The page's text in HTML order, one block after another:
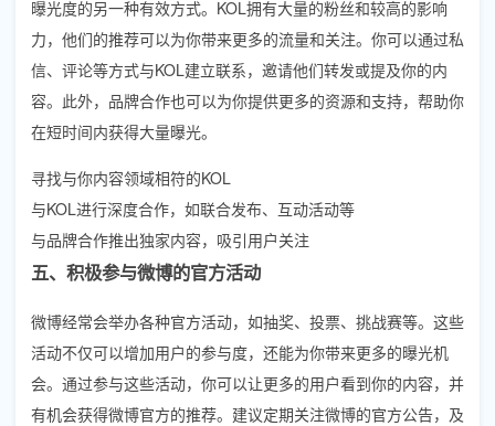
曝光度的另一种有效方式。KOL拥有大量的粉丝和较高的影响
力，他们的推荐可以为你带来更多的流量和关注。你可以通过私
信、评论等方式与KOL建立联系，邀请他们转发或提及你的内
容。此外，品牌合作也可以为你提供更多的资源和支持，帮助你
在短时间内获得大量曝光。
寻找与你内容领域相符的KOL
与KOL进行深度合作，如联合发布、互动活动等
与品牌合作推出独家内容，吸引用户关注
五、积极参与微博的官方活动
微博经常会举办各种官方活动，如抽奖、投票、挑战赛等。这些
活动不仅可以增加用户的参与度，还能为你带来更多的曝光机
会。通过参与这些活动，你可以让更多的用户看到你的内容，并
有机会获得微博官方的推荐。建议定期关注微博的官方公告，及